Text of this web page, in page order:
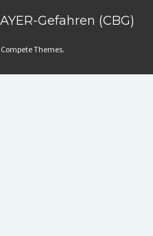
Gefahren (CBG)
Themes.